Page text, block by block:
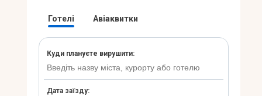
Контакти